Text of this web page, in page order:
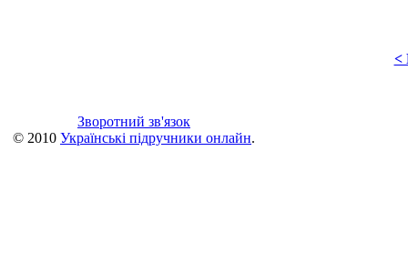
<
Зворотний зв'язок
© 2010 Українські підручники онлайн.